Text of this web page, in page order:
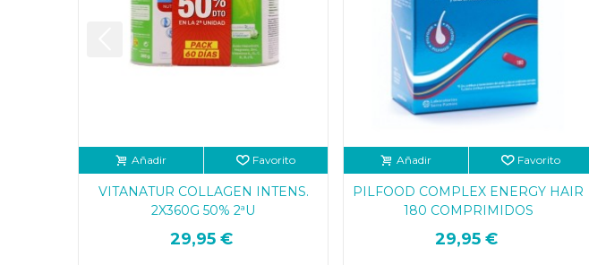
Añadir Favorito
VITANATUR COLLAGEN INTENS.
2X360G 50% 2ªU
29,95 €
Añadir Favorito
PILFOOD COMPLEX ENERGY HAIR
180 COMPRIMIDOS
29,95 €